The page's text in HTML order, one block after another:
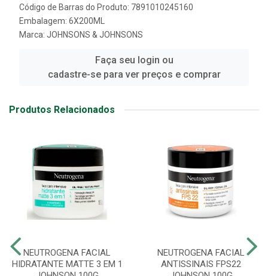
Código de Barras do Produto: 7891010245160
Embalagem: 6X200ML
Marca: JOHNSONS & JOHNSONS
Faça seu login ou
cadastre-se para ver preços e comprar
Produtos Relacionados
NEUTROGENA FACIAL
HIDRATANTE MATTE 3 EM 1
NEUTROGENA FACIAL
ANTISSINAIS FPS22